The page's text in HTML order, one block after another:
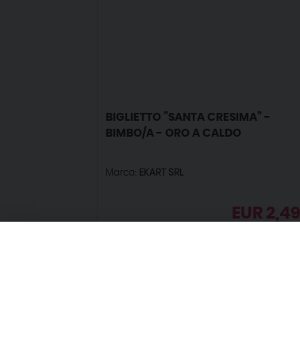
BIGLIETTO ”SANTA CRESIMA” -
BIMBO/A - ORO A CALDO
Marca: EKART SRL
EUR 2,49